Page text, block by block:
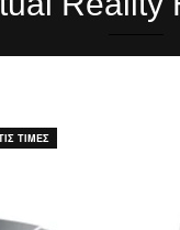
ΤΙΜΕΣ